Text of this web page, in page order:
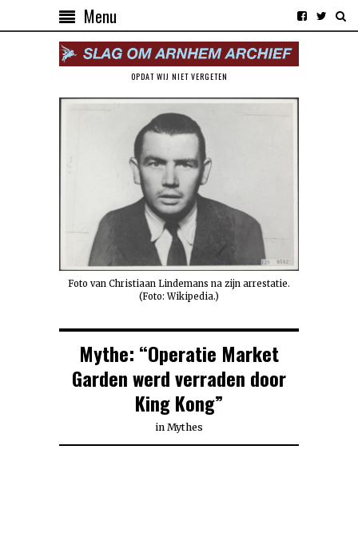
Menu
OPDAT WIJ NIET VERGETEN
Foto van Christiaan Lindemans na zijn arrestatie.
(Foto: Wikipedia.)
Mythe: “Operatie Market
Garden werd verraden door
King Kong”
in Mythes